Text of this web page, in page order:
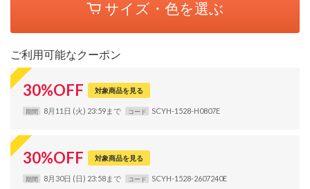
サイズ・色を選ぶ
ご利用可能なクーポン
30%OFF 対象商品を見る
期間 8月11日 (火) 23:59まで コード SCYH-1528-H0807E
30%OFF 対象商品を見る
期間 8月30日 (日) 23:58まで コード SCYH-1528-2607240E